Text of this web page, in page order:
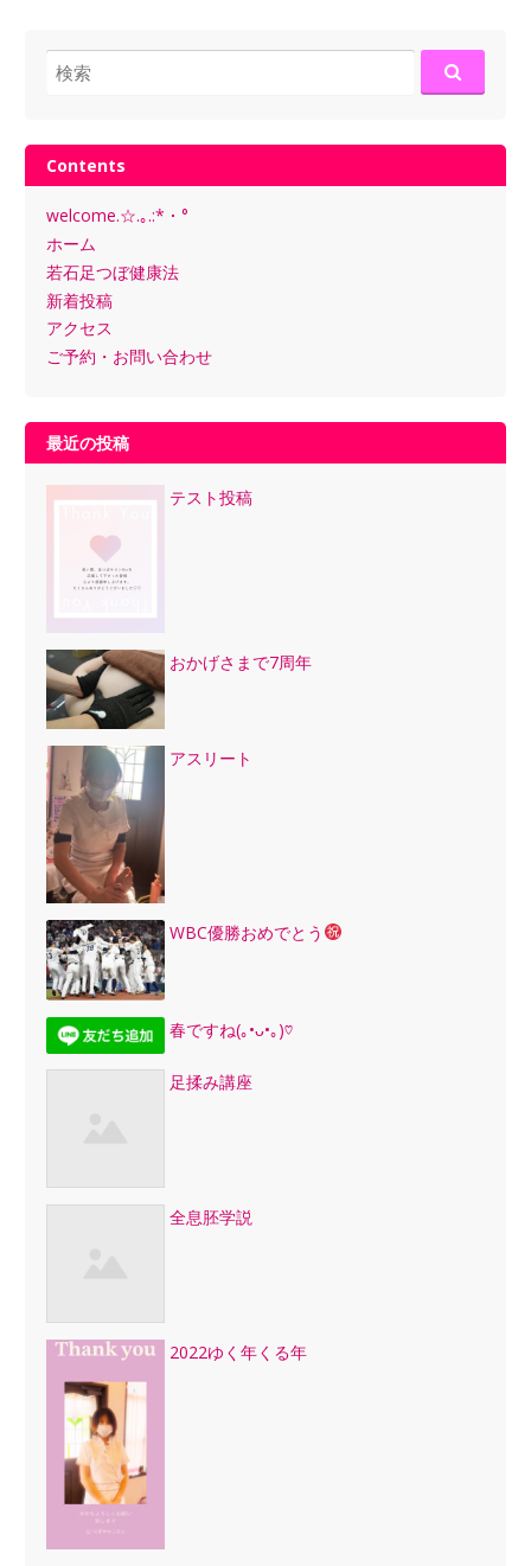
検
索:
Contents
welcome.☆.｡.:*・°
ホーム
若石足つぼ健康法
新着投稿
アクセス
ご予約・お問い合わせ
最近の投稿
テスト投稿
おかげさまで7周年
アスリート
WBC優勝おめでとう
春ですね(｡•ᴗ•｡)♡
足揉み講座
全息胚学説
2022ゆく年くる年